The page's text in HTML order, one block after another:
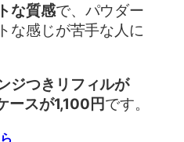
な質感で、パウダー
な感じが苦手な人に
ジつきリフィルが
ースが1,100円です。